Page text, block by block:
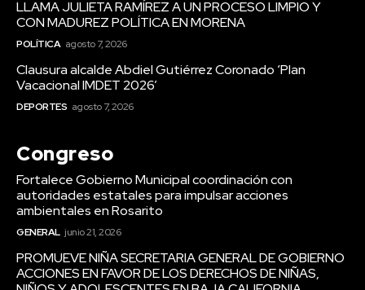
LLAMA JULIETA RAMÍREZ A UN PROCESO LIMPIO Y
CON MADUREZ POLÍTICA EN MORENA
POLÍTICA agosto 7, 2026
Clausura alcalde Abdiel Gutiérrez Coronado ‘Plan
Vacacional IMDET 2026’
DEPORTES agosto 7, 2026
Congreso
Fortalece Gobierno Municipal coordinación con
autoridades estatales para impulsar acciones
ambientales en Rosarito
GENERAL junio 21, 2026
PROMUEVE NIÑA SECRETARIA GENERAL DE GOBIERNO
ACCIONES EN FAVOR DE LOS DERECHOS DE NIÑAS,